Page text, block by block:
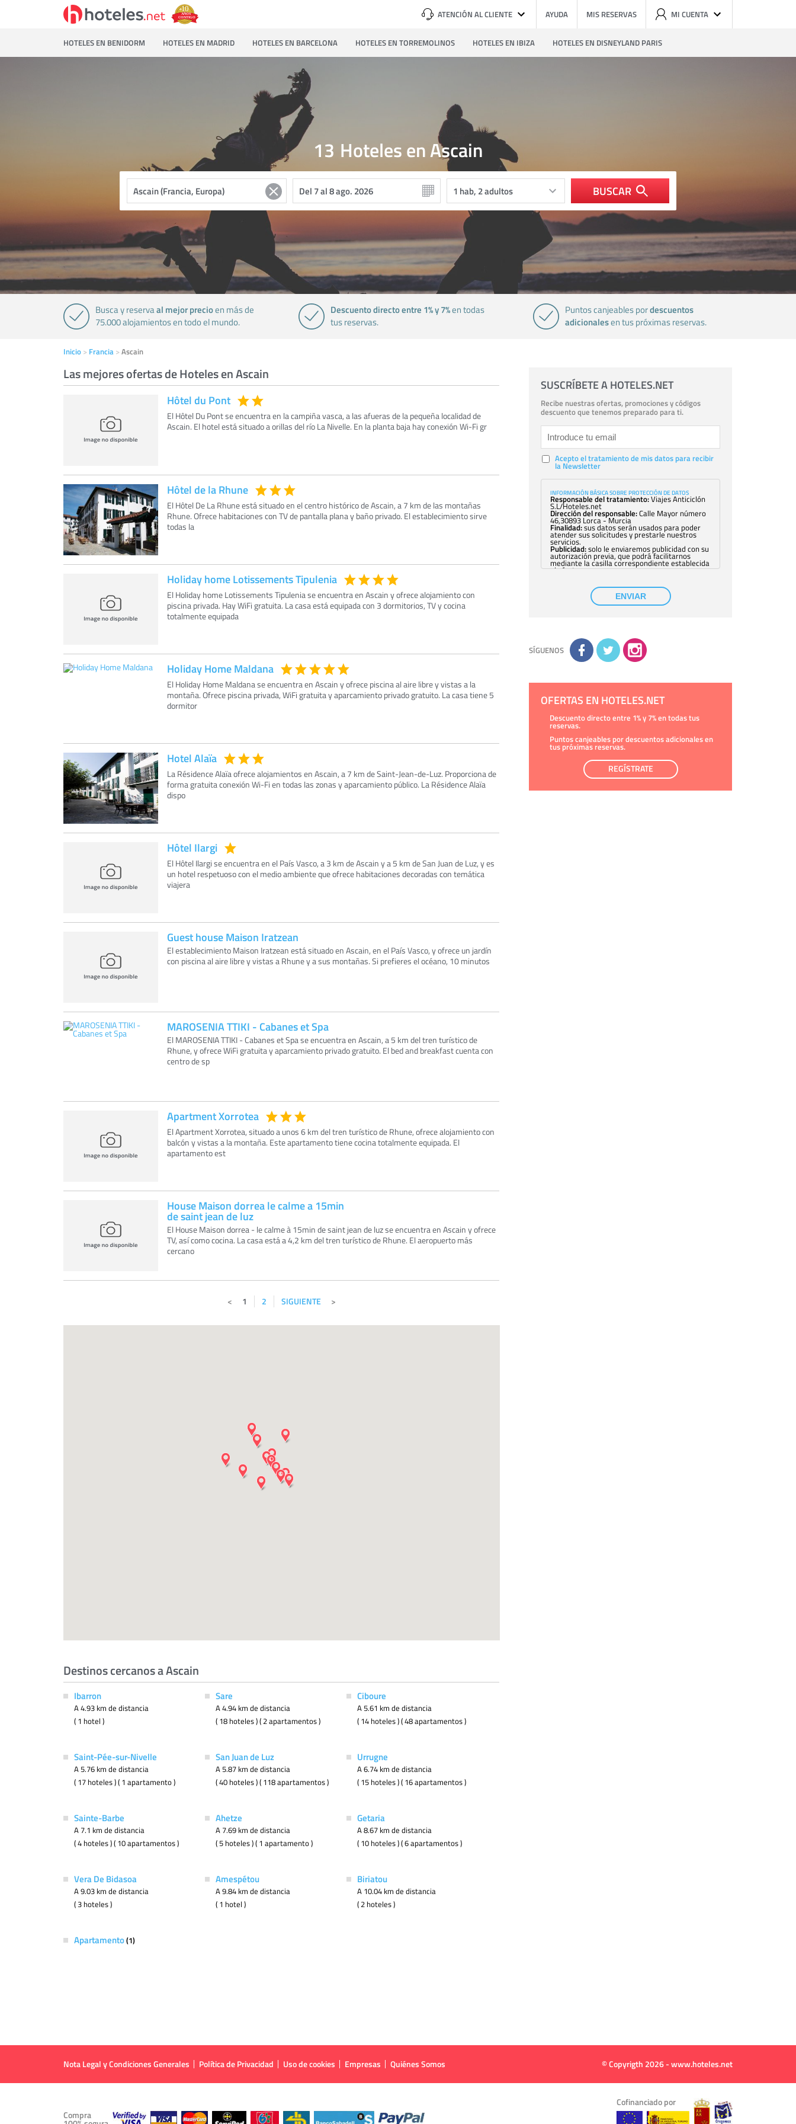
ATENCIÓN AL CLIENTE AYUDA MIS RESERVAS MI CUENTA
HOTELES EN BENIDORM HOTELES EN MADRID HOTELES EN BARCELONA HOTELES EN TORREMOLINOS HOTELES EN IBIZA HOTELES EN DISNEYLAND PARIS
Hoteles en Ascain
13
BUSCAR
Busca y reservaal mejor precioen más de
75.000 alojamientos en todo el mundo.
Descuento directo entre 1% y 7%en todas
tus reservas.
Puntos canjeables pordescuentos
adicionalesen tus próximas reservas.
Inicio Francia Ascain
Las mejores ofertas de Hoteles en Ascain
Hôtel du Pont
El Hôtel Du Pont se encuentra en la campiña vasca, a las afueras de la pequeña localidad de
Ascain. El hotel está situado a orillas del río La Nivelle. En la planta baja hay conexión Wi-Fi gr
Hôtel de la Rhune
El Hôtel De La Rhune está situado en el centro histórico de Ascain, a 7 km de las montañas
Rhune. Ofrece habitaciones con TV de pantalla plana y baño privado. El establecimiento sirve
todas la
Holiday home Lotissements Tipulenia
El Holiday home Lotissements Tipulenia se encuentra en Ascain y ofrece alojamiento con
piscina privada. Hay WiFi gratuita. La casa está equipada con 3 dormitorios, TV y cocina
totalmente equipada
Holiday Home Maldana
El Holiday Home Maldana se encuentra en Ascain y ofrece piscina al aire libre y vistas a la
montaña. Ofrece piscina privada, WiFi gratuita y aparcamiento privado gratuito. La casa tiene 5
dormitor
Hotel Alaïa
La Résidence Alaïa ofrece alojamientos en Ascain, a 7 km de Saint-Jean-de-Luz. Proporciona de
forma gratuita conexión Wi-Fi en todas las zonas y aparcamiento público. La Résidence Alaïa
dispo
Hôtel Ilargi
El Hôtel Ilargi se encuentra en el País Vasco, a 3 km de Ascain y a 5 km de San Juan de Luz, y es
un hotel respetuoso con el medio ambiente que ofrece habitaciones decoradas con temática
viajera
Guest house Maison Iratzean
El establecimiento Maison Iratzean está situado en Ascain, en el País Vasco, y ofrece un jardín
con piscina al aire libre y vistas a Rhune y a sus montañas. Si prefieres el océano, 10 minutos
MAROSENIA TTIKI - Cabanes et Spa
El MAROSENIA TTIKI - Cabanes et Spa se encuentra en Ascain, a 5 km del tren turístico de
Rhune, y ofrece WiFi gratuita y aparcamiento privado gratuito. El bed and breakfast cuenta con
centro de sp
Apartment Xorrotea
El Apartment Xorrotea, situado a unos 6 km del tren turístico de Rhune, ofrece alojamiento con
balcón y vistas a la montaña. Este apartamento tiene cocina totalmente equipada. El
apartamento est
House Maison dorrea le calme a 15min
de saint jean de luz
El House Maison dorrea - le calme à 15min de saint jean de luz se encuentra en Ascain y ofrece
TV, así como cocina. La casa está a 4,2 km del tren turístico de Rhune. El aeropuerto más
cercano
1 2 SIGUIENTE
Destinos cercanos a Ascain
Ibarron
A 4.93 km de distancia
( 1 hotel )
Sare
A 4.94 km de distancia
( 18 hoteles ) ( 2 apartamentos )
Ciboure
A 5.61 km de distancia
( 14 hoteles ) ( 48 apartamentos )
Saint-Pée-sur-Nivelle
A 5.76 km de distancia
( 17 hoteles ) ( 1 apartamento )
San Juan de Luz
A 5.87 km de distancia
( 40 hoteles ) ( 118 apartamentos )
Urrugne
A 6.74 km de distancia
( 15 hoteles ) ( 16 apartamentos )
Sainte-Barbe
A 7.1 km de distancia
( 4 hoteles ) ( 10 apartamentos )
Ahetze
A 7.69 km de distancia
( 5 hoteles ) ( 1 apartamento )
Getaria
A 8.67 km de distancia
( 10 hoteles ) ( 6 apartamentos )
Vera De Bidasoa
A 9.03 km de distancia
( 3 hoteles )
Amespétou
A 9.84 km de distancia
( 1 hotel )
Biriatou
A 10.04 km de distancia
( 2 hoteles )
Apartamento(1)
SUSCRÍBETE A HOTELES.NET
Recibe nuestras ofertas, promociones y códigos
descuento que tenemos preparado para ti.
Acepto el tratamiento de mis datos para recibir
la Newsletter
INFORMACIÓN BÁSICA SOBRE PROTECCIÓN DE DATOS
Responsable del tratamiento:Viajes Anticiclón
S.L/Hoteles.net
Dirección del responsable:Calle Mayor número
46,30893 Lorca - Murcia
Finalidad:sus datos serán usados para poder
atender sus solicitudes y prestarle nuestros
servicios.
Publicidad:solo le enviaremos publicidad con su
autorización previa, que podrá facilitarnos
mediante la casilla correspondiente establecida
al efecto.
con su consentimiento previo, que podrá
facilitarnos mediante la casilla correspondiente
establecida al efecto.
Destinatarios:con carácter general, sólo el
Derechos:tiene derecho a saber qué
información tenemos sobre usted, corregirla y
eliminarla, tal y como se explica en la
información adicional disponible en nuestra
la información adicional y detallada sobre cómo
ENVIAR
SÍGUENOS
OFERTAS EN HOTELES.NET
Descuento directo entre 1% y 7% en todas tus
reservas.
Puntos canjeables por descuentos adicionales en
tus próximas reservas.
REGÍSTRATE
Nota Legal y Condiciones Generales Política de Privacidad Uso de cookies Empresas Quiénes Somos © Copyrigth 2026 - www.hoteles.net
Compra
Cofinanciado por